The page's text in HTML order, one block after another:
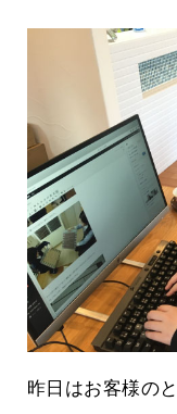
昨日はお客様の